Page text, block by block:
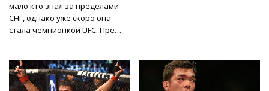
мало кто знал за пределами
СНГ, однако уже скоро она
стала чемпионкой UFC. Пре…